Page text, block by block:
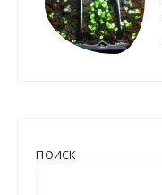
ПОИСК